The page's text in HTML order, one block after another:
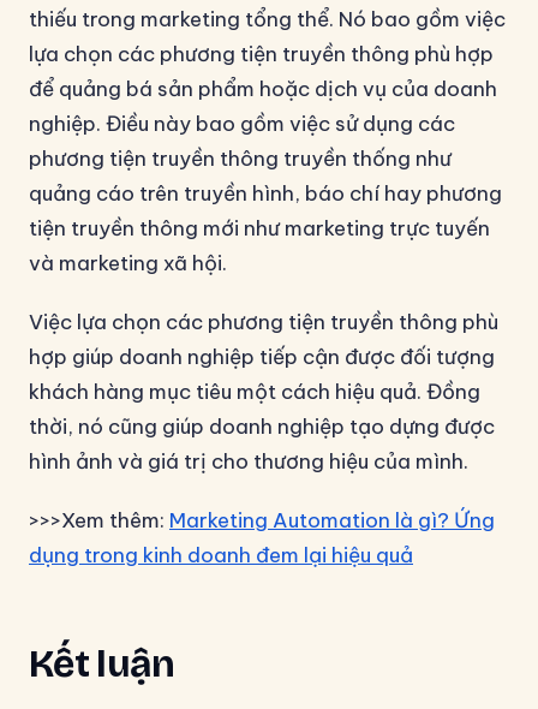
thiếu trong marketing tổng thể. Nó bao gồm việc
lựa chọn các phương tiện truyền thông phù hợp
để quảng bá sản phẩm hoặc dịch vụ của doanh
nghiệp. Điều này bao gồm việc sử dụng các
phương tiện truyền thông truyền thống như
quảng cáo trên truyền hình, báo chí hay phương
tiện truyền thông mới như marketing trực tuyến
và marketing xã hội.
Việc lựa chọn các phương tiện truyền thông phù
hợp giúp doanh nghiệp tiếp cận được đối tượng
khách hàng mục tiêu một cách hiệu quả. Đồng
thời, nó cũng giúp doanh nghiệp tạo dựng được
hình ảnh và giá trị cho thương hiệu của mình.
>>>Xem thêm: Marketing Automation là gì? Ứng
dụng trong kinh doanh đem lại hiệu quả
Kết luận